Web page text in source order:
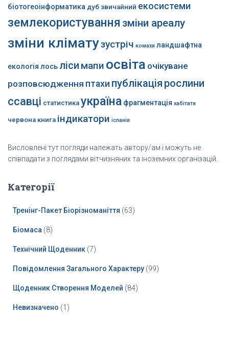
біотогеоінформатика дуб звичайний екосистеми
землекористування зміни ареалу
зміни кліматузустріч комахи ландшафтна
екологія лось ліси мапи освіта очікуване
розповсюдження птахи публікація рослини
ссавці статистика україна фрагментація хабітати
червона книга індикатори іспанія
Висловлені тут погляди належать автору/ам і можуть не
співпадати з поглядами вітчизняних та іноземних організацій.
Категорії
Тренінг-Пакет Біорізноманіття (63)
Біомаса (8)
Технічний Щоденник (7)
Повідомлення Загального Характеру (99)
Щоденник Створення Моделей (84)
Невизначено (1)